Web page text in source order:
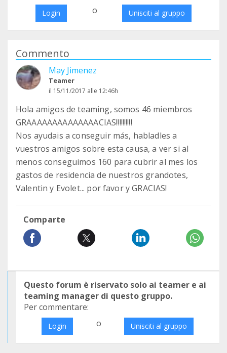
Login o Unisciti al gruppo
Commento
May Jimenez
Teamer
il 15/11/2017 alle 12:46h
Hola amigos de teaming, somos 46 miembros
GRAAAAAAAAAAAAAACIAS!!!!!!!!!!
Nos ayudais a conseguir más, habladles a
vuestros amigos sobre esta causa, a ver si al
menos conseguimos 160 para cubrir al mes los
gastos de residencia de nuestros grandotes,
Valentin y Evolet... por favor y GRACIAS!
Comparte
Questo forum è riservato solo ai teamer e ai
teaming manager di questo gruppo.
Per commentare:
Login o Unisciti al gruppo